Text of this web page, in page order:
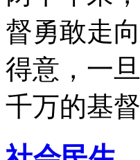
督勇敢走
得意，一
千万的基